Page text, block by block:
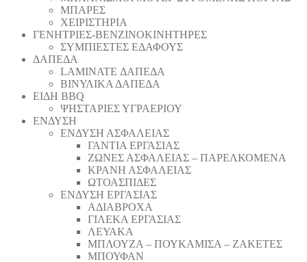
ΜΠΑΡΕΣ
ΧΕΙΡΙΣΤΗΡΙΑ
ΓΕΝΗΤΡΙΕΣ-ΒΕΝΖΙΝΟΚΙΝΗΤΗΡΕΣ
ΣΥΜΠΙΕΣΤΕΣ ΕΔΑΦΟΥΣ
ΔΑΠΕΔΑ
LAMINATE ΔΑΠΕΔΑ
ΒΙΝΥΛΙΚΑ ΔΑΠΕΔΑ
ΕΙΔΗ BBQ
ΨΗΣΤΑΡΙΕΣ ΥΓΡΑΕΡΙΟΥ
ΕΝΔΥΣΗ
ΕΝΔΥΣΗ ΑΣΦΑΛΕΙΑΣ
ΓΑΝΤΙΑ ΕΡΓΑΣΙΑΣ
ΖΩΝΕΣ ΑΣΦΑΛΕΙΑΣ – ΠΑΡΕΛΚΟΜΕΝΑ
ΚΡΑΝΗ ΑΣΦΑΛΕΙΑΣ
ΩΤΟΑΣΠΙΔΕΣ
ΕΝΔΥΣΗ ΕΡΓΑΣΙΑΣ
ΑΔΙΑΒΡΟΧΑ
ΓΙΛΕΚΑ ΕΡΓΑΣΙΑΣ
ΛΕΥΑΚΑ
ΜΠΛΟΥΖΑ – ΠΟΥΚΑΜΙΣΑ – ΖΑΚΕΤΕΣ
ΜΠΟΥΦΑΝ